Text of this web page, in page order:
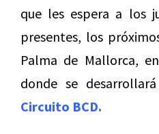
que les espera a los
presentes, los
Palma de Mallorca,
donde se
Circuito BCD.